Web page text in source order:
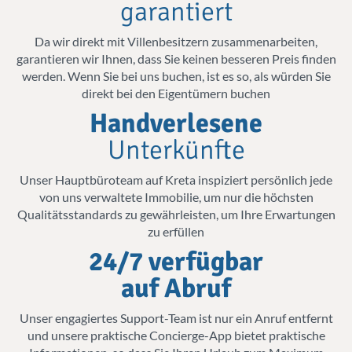
perfekte Villa für Sie und Ihre Haustiere.
Luxusvillenmit privaten Pools und
Gärten sind perfekt für Familien und
Freundesgruppen. Diese Villen bieten
ausreichend Platz für Ihre Haustiere, um
zu spielen und zu erkunden, während
Sie sich am Pool entspannen oder eine
Mahlzeit im Freien im Garten genießen.
Der private Garten bedeutet, dass Ihre
Haustiere sicher herumlaufen können,
während Sie sich entspannen können.
Villen am Strandmit direktem Zugang
zu hundefreundlichen Stränden sind
garantiert
Da wir direkt mit Villenbesitzern zusammenarbeiten,
garantieren wir Ihnen, dass Sie keinen besseren Preis finden
werden. Wenn Sie bei uns buchen, ist es so, als würden Sie
direkt bei den Eigentümern buchen
Handverlesene
Unterkünfte
Unser Hauptbüroteam auf Kreta inspiziert persönlich jede
von uns verwaltete Immobilie, um nur die höchsten
Qualitätsstandards zu gewährleisten, um Ihre Erwartungen
zu erfüllen
24/7 verfügbar
auf Abruf
Unser engagiertes Support-Team ist nur ein Anruf entfernt
und unsere praktische Concierge-App bietet praktische